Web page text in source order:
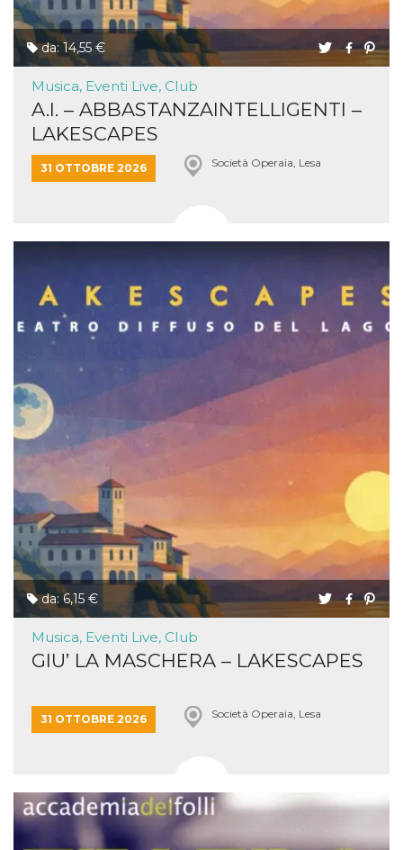
da: 14,55 €
Musica, Eventi Live, Club
A.I. – ABBASTANZAINTELLIGENTI –
LAKESCAPES
31 OTTOBRE 2026 Società Operaia, Lesa
da: 6,15 €
Musica, Eventi Live, Club
GIU’ LA MASCHERA – LAKESCAPES
31 OTTOBRE 2026 Società Operaia, Lesa